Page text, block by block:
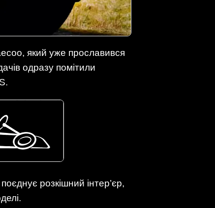
який уже прославився
одразу помітили
розкішний інтер’єр,